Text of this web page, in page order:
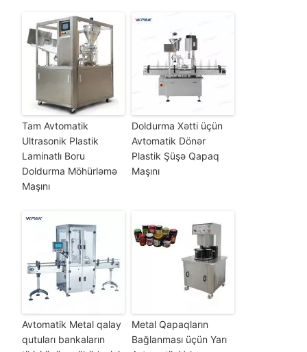
Tam Avtomatik
Ultrasonik Plastik
Laminatlı Boru
Doldurma Möhürləmə
Maşını
Doldurma Xətti üçün
Avtomatik Dönər
Plastik Şüşə Qapaq
Maşını
Avtomatik Metal qalay
qutuları bankaların
Metal Qapaqların
Bağlanması üçün Yarı